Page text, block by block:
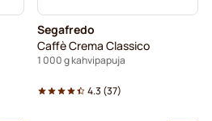
Segafredo
Caffè Crema Classico
1 000 g kahvipapuja
4.3 (37)